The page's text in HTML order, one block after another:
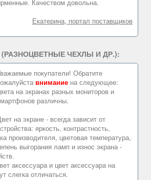
Качеством довольна.
Екатерина, портал поставщиков
ЧЕХЛЫ И ДР.):
покупатели! Обратите
внимание на следующее:
на экранах разных мониторов и
различны.
на экране - всегда зависит от
яркость, контрастность,
производителя, цветовая температура,
выгорания ламп и износ экрана -
аксессуара и цвет аксессуара на
слегка отличаться.